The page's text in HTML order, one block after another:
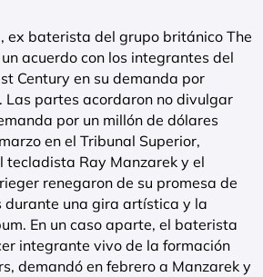
ex baterista del grupo británico The
acuerdo con los integrantes del
Century en su demanda por
Las partes acordaron no divulgar
por un millón de dólares
en el Tribunal Superior,
tecladista Ray Manzarek y el
renegaron de su promesa de
durante una gira artística y la
En un caso aparte, el baterista
integrante vivo de la formación
demandó en febrero a Manzarek y